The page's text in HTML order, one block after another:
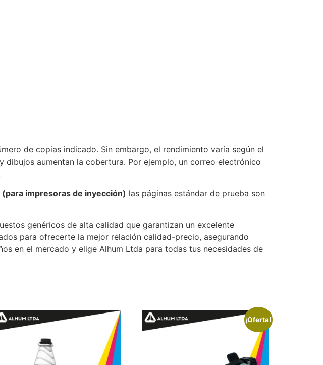
de copias indicado. Sin embargo, el rendimiento varía según el
aumentan la cobertura. Por ejemplo, un correo electrónico
(para impresoras de inyección) las páginas estándar de prueba son
genéricos de alta calidad que garantizan un excelente
para ofrecerte la mejor relación calidad-precio, asegurando
en el mercado y elige Alhum Ltda para todas tus necesidades de
¡Oferta!